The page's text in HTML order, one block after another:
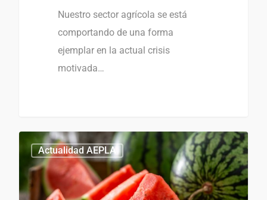
Nuestro sector agrícola se está
comportando de una forma
ejemplar en la actual crisis
motivada…
Actualidad AEPLA
0